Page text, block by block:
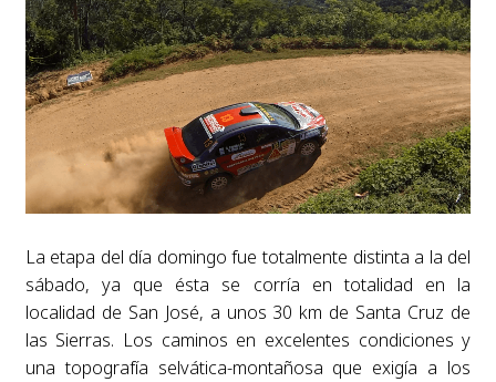
La etapa del día domingo fue totalmente distinta a la del
sábado, ya que ésta se corría en totalidad en la
localidad de San José, a unos 30 km de Santa Cruz de
las Sierras. Los caminos en excelentes condiciones y
una topografía selvática-montañosa que exigía a los